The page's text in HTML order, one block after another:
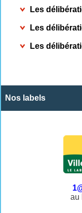
Les
Les
Les
Nos labels
au